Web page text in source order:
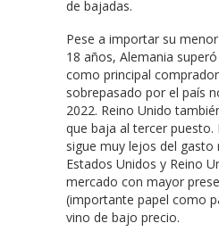
de bajadas.
Pese a importar su
18 años, Alemania
como principal
sobrepasado por el país
2022. Reino Unido
que baja al tercer puesto.
sigue muy lejos del gasto
Estados Unidos y Reino
mercado con mayor
(importante papel como
vino de bajo precio.